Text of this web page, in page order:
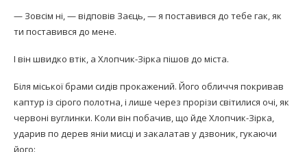
— Зовсім ні, — відповів Заєць, — я поставився до тебе гак, як
ти поставився до мене.
І він швидко втік, а Хлопчик-Зірка пішов до міста.
Біля міської брами сидів прокажений. Його обличчя покривав
каптур із сірого полотна, і лише через прорізи світилися очі, як
червоні вуглинки. Коли він побачив, що йде Хлопчик-Зірка,
ударив по дерев яніи мисці и закалатав у дзвоник, гукаючи
його: